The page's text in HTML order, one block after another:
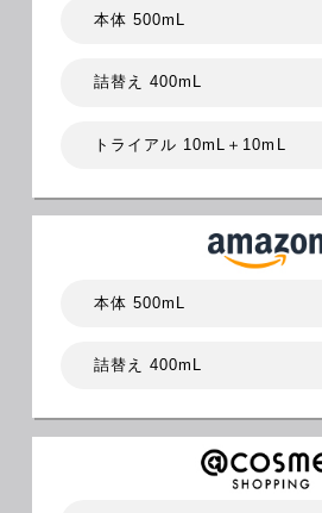
本体 500mL
詰替え 400mL
トライアル 10mL＋10mL
本体 500mL
詰替え 400mL